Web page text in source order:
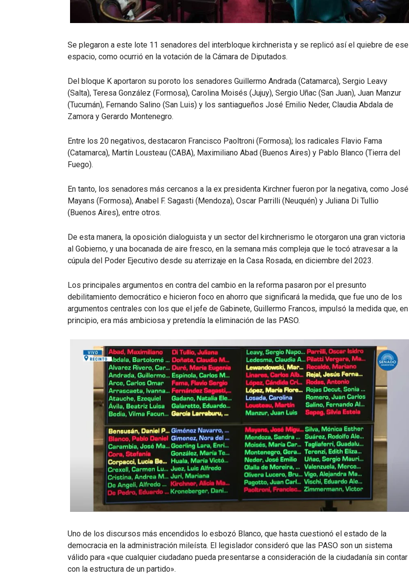
Se plegaron a este lote 11 senadores del interbloque kirchnerista y se replicó así el quiebre de ese
espacio, como ocurrió en la votación de la Cámara de Diputados.
Del bloque K aportaron su poroto los senadores Guillermo Andrada (Catamarca), Sergio Leavy
(Salta), Teresa González (Formosa), Carolina Moisés (Jujuy), Sergio Uñac (San Juan), Juan Manzur
(Tucumán), Fernando Salino (San Luis) y los santiagueños José Emilio Neder, Claudia Abdala de
Zamora y Gerardo Montenegro.
Entre los 20 negativos, destacaron Francisco Paoltroni (Formosa); los radicales Flavio Fama
(Catamarca), Martín Lousteau (CABA), Maximiliano Abad (Buenos Aires) y Pablo Blanco (Tierra del
Fuego).
En tanto, los senadores más cercanos a la ex presidenta Kirchner fueron por la negativa, como José
Mayans (Formosa), Anabel F. Sagasti (Mendoza), Oscar Parrilli (Neuquén) y Juliana Di Tullio
(Buenos Aires), entre otros.
De esta manera, la oposición dialoguista y un sector del kirchnerismo le otorgaron una gran victoria
al Gobierno, y una bocanada de aire fresco, en la semana más compleja que le tocó atravesar a la
cúpula del Poder Ejecutivo desde su aterrizaje en la Casa Rosada, en diciembre del 2023.
Los principales argumentos en contra del cambio en la reforma pasaron por el presunto
debilitamiento democrático e hicieron foco en ahorro que significará la medida, que fue uno de los
argumentos centrales con los que el jefe de Gabinete, Guillermo Francos, impulsó la medida que, en
principio, era más ambiciosa y pretendía la eliminación de las PASO.
Uno de los discursos más encendidos lo esbozó Blanco, que hasta cuestionó el estado de la
democracia en la administración mileísta. El legislador consideró que las PASO son un sistema
válido para «que cualquier ciudadano pueda presentarse a consideración de la ciudadanía sin contar
con la estructura de un partido».